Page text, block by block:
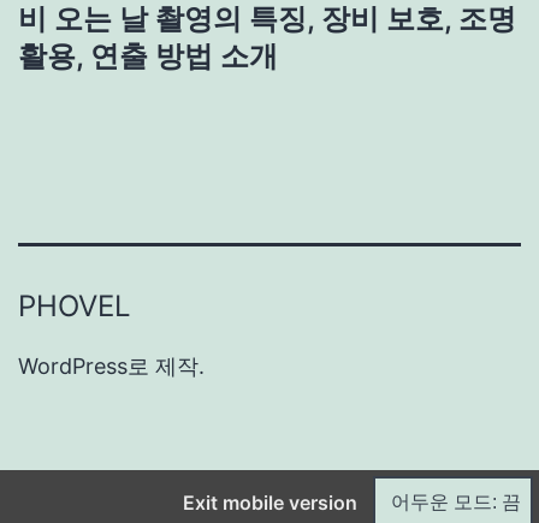
비 오는 날 촬영의 특징, 장비 보호, 조명
활용, 연출 방법 소개
PHOVEL
WordPress로 제작.
Exit mobile version 어두운 모드: 끔